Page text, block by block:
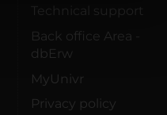
che hai fornito loro o
Technical support
Back office Area -
dbErw
MyUnivr
Privacy policy